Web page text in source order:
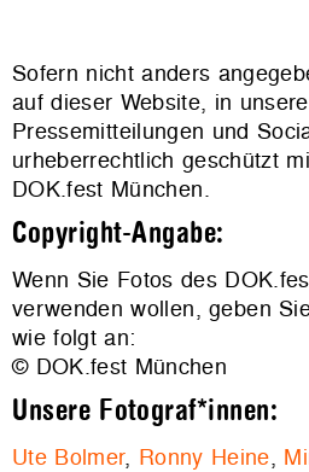
Sofern nicht anders
auf dieser Website, in
Pressemitteilungen und
urheberrechtlich geschützt
DOK.fest München.
Copyright-Angabe:
Wenn Sie Fotos des
verwenden wollen, geben
wie folgt an:
© DOK.fest München
Unsere Fotograf*innen:
Ute Bolmer, Ronny Heine,